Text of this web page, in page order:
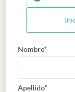
Nombre*
Apellido*